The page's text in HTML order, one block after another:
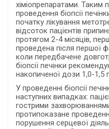
хіміопрепаратами. Таким
проведення біопсії
початку лікування
відсоток пацієнтів
протягом 2-4 місяців,
проведена після першої
коли передбачене
біопсії печінки
накопиченої дози 1,0-1,5
У проведенні біопсії
наступних випадках:
гострими
протипоказане
порушення серцевої